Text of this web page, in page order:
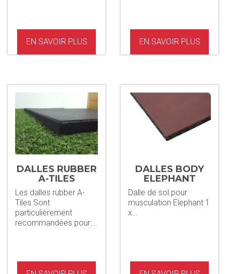
EN SAVOIR PLUS EN SAVOIR PLUS
DALLES RUBBER
A-TILES
Les dalles rubber A-
Tiles Sont
particulièrement
recommandées pour:…
DALLES BODY
ELEPHANT
Dalle de sol pour
musculation Elephant 1
x…